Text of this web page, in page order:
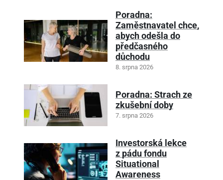
Poradna:
Zaměstnavatel chce,
abych odešla do
předčasného
důchodu
8. srpna 2026
Poradna: Strach ze
zkušební doby
7. srpna 2026
Investorská lekce
z pádu fondu
Situational
Awareness